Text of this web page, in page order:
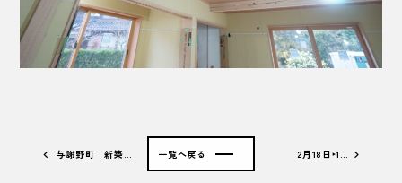
与謝野町 新築… 2月18日‣1…
一覧へ戻る